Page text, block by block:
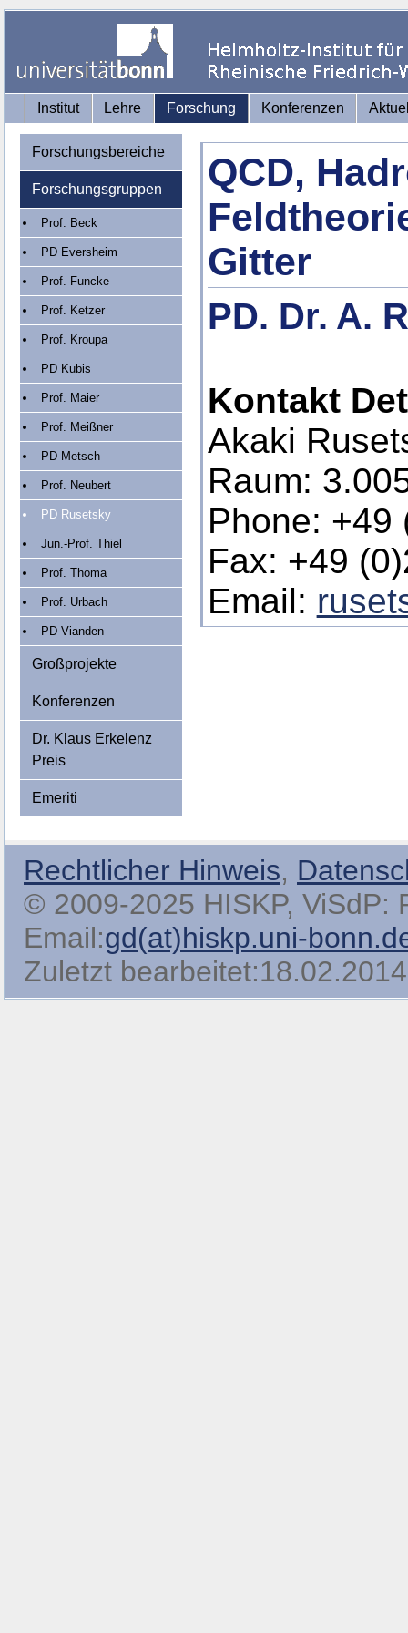
Institut Lehre Forschung Konferenzen
Forschungsbereiche
Forschungsgruppen
Prof. Beck
PD Eversheim
Prof. Funcke
Prof. Ketzer
Prof. Kroupa
PD Kubis
Prof. Maier
Prof. Meißner
PD Metsch
Prof. Neubert
PD Rusetsky
Jun.-Prof. Thiel
Prof. Thoma
Prof. Urbach
PD Vianden
Großprojekte
Konferenzen
Dr. Klaus Erkelenz
Preis
Emeriti
QCD,
Gitter
PD. Dr. A.
Kontakt
Akaki
Raum:
Phone: +49
Fax: +49
Email:
Rechtlicher Hinweis,
© 2009-2025 HISKP, ViSdP:
Email:gd(at)hiskp.uni-
Zuletzt